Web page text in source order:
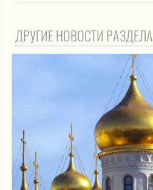
ДРУГИЕ НОВОСТИ РАЗДЕЛА